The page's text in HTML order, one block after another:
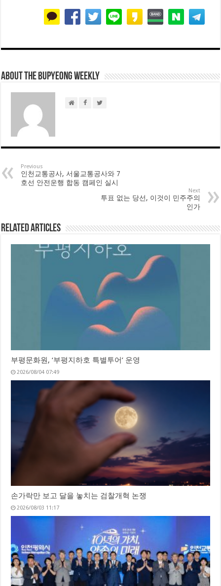
About THE BUPYEONG WEEKLY
Previous
인천교통공사, 서울교통공사와 7
호선 안전운행 합동 캠페인 실시
Next
투표 없는 당선, 이것이 민주주의
인가
Related Articles
부평문화원, ‘부평지하호 특별투어’ 운영
2026/08/04 07:49
손가락만 보고 달을 놓치는 검찰개혁 논쟁
2026/08/03 11:17